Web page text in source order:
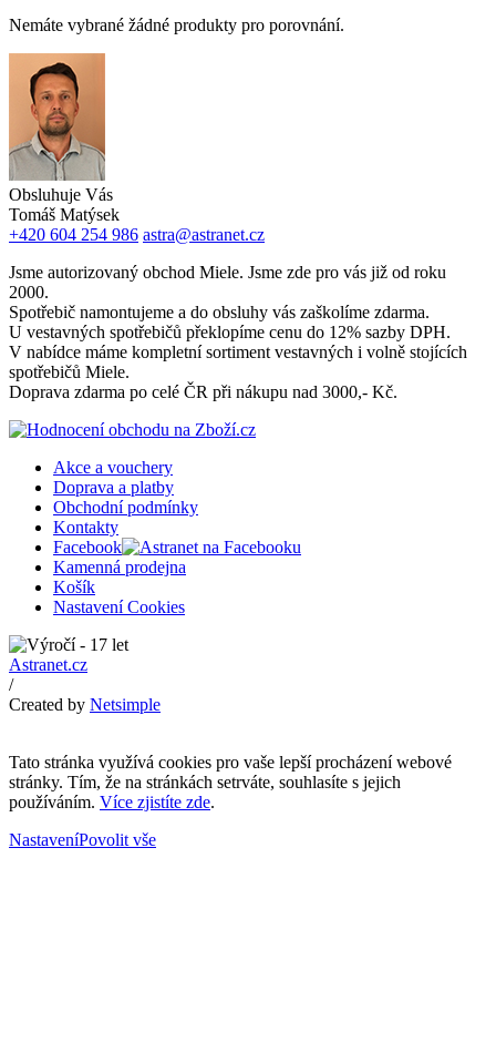
Nemáte vybrané žádné produkty pro porovnání.
Obsluhuje Vás
Tomáš Matýsek
+420 604 254 986 astra@astranet.cz
Jsme autorizovaný obchod Miele. Jsme zde pro vás již od roku
2000.
Spotřebič namontujeme a do obsluhy vás zaškolíme zdarma.
U vestavných spotřebičů překlopíme cenu do 12% sazby DPH.
V nabídce máme kompletní sortiment vestavných i volně stojících
spotřebičů Miele.
Doprava zdarma po celé ČR při nákupu nad 3000,- Kč.
Akce a vouchery
Doprava a platby
Obchodní podmínky
Kontakty
Facebook
Kamenná prodejna
Košík
Nastavení Cookies
Astranet.cz
/
Created by Netsimple
Tato stránka využívá cookies pro vaše lepší procházení webové
stránky. Tím, že na stránkách setrváte, souhlasíte s jejich
používáním. Více zjistíte zde.
NastaveníPovolit vše